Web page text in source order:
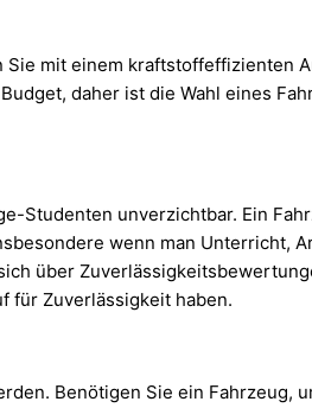
mit einem kraftstoffeffizienten
daher ist die Wahl eines
Studenten unverzichtbar. Ein
wenn man Unterricht,
über
für Zuverlässigkeit haben.
Benötigen Sie ein Fahrzeug,